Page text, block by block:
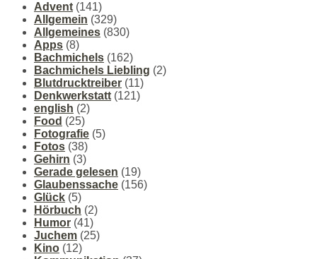
Advent (141)
Allgemein (329)
Allgemeines (830)
Apps (8)
Bachmichels (162)
Bachmichels Liebling (2)
Blutdrucktreiber (11)
Denkwerkstatt (121)
english (2)
Food (25)
Fotografie (5)
Fotos (38)
Gehirn (3)
Gerade gelesen (19)
Glaubenssache (156)
Glück (5)
Hörbuch (2)
Humor (41)
Juchem (25)
Kino (12)